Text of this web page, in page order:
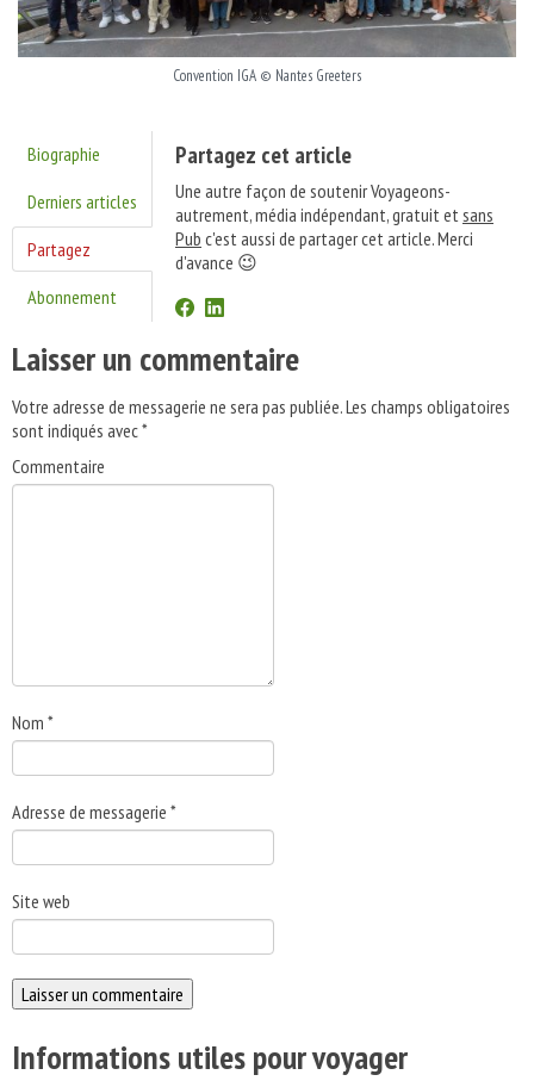
Convention IGA © Nantes Greeters
Biographie
Derniers articles
Partagez
Abonnement
Partagez cet article
Une autre façon de soutenir Voyageons-
autrement, média indépendant, gratuit etsans
Pub c'est aussi de partager cet article. Merci
d'avance 😉
Laisser un commentaire
Votre adresse de messagerie ne sera pas publiée.Les champs obligatoires
sont indiqués avec*
Commentaire
Nom *
Adresse de messagerie *
Site web
Informations utiles pour voyager